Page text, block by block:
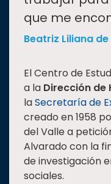
que me
Beatriz Liliana
El Centro de
a la Dirección de
laSecretaría de
creado en 1958
del Valle a
Alvarado con la
de investigación
sociales.